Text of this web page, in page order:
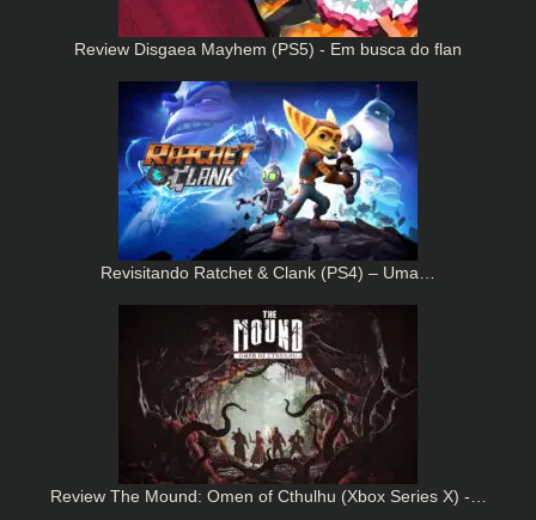
Review Disgaea Mayhem (PS5) - Em busca do flan
Revisitando Ratchet & Clank (PS4) – Uma…
Review The Mound: Omen of Cthulhu (Xbox Series X) -…